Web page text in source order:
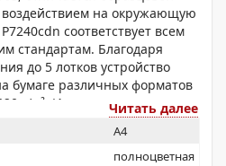
на окружающую
соответствует всем
стандартам. Благодаря
до 5 лотков устройство
бумаге различных форматов
г/м². Идеальное цветное
повысить эффективность и
уровня и
Читать далее
A4
полноцветная